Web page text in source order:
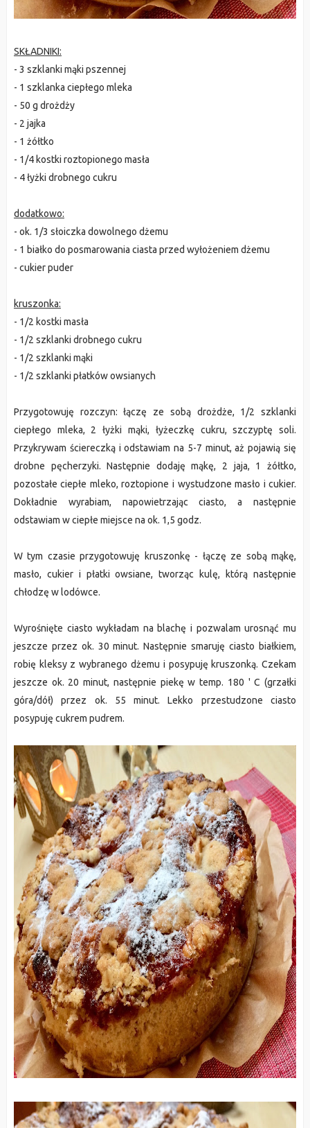
SKŁADNIKI:
- 3 szklanki mąki pszennej
- 1 szklanka ciepłego mleka
- 50 g drożdży
- 2 jajka
- 1 żółtko
- 1/4 kostki roztopionego masła
- 4 łyżki drobnego cukru
dodatkowo:
- ok. 1/3 słoiczka dowolnego dżemu
- 1 białko do posmarowania ciasta przed wyłożeniem dżemu
- cukier puder
kruszonka:
- 1/2 kostki masła
- 1/2 szklanki drobnego cukru
- 1/2 szklanki mąki
- 1/2 szklanki płatków owsianych
Przygotowuję rozczyn: łączę ze sobą drożdże, 1/2 szklanki
ciepłego mleka, 2 łyżki mąki, łyżeczkę cukru, szczyptę soli.
Przykrywam ściereczką i odstawiam na 5-7 minut, aż pojawią się
drobne pęcherzyki. Następnie dodaję mąkę, 2 jaja, 1 żółtko,
pozostałe ciepłe mleko, roztopione i wystudzone masło i cukier.
Dokładnie wyrabiam, napowietrzając ciasto, a następnie
odstawiam w ciepłe miejsce na ok. 1,5 godz.
W tym czasie przygotowuję kruszonkę - łączę ze sobą mąkę,
masło, cukier i płatki owsiane, tworząc kulę, którą następnie
chłodzę w lodówce.
Wyrośnięte ciasto wykładam na blachę i pozwalam urosnąć mu
jeszcze przez ok. 30 minut. Następnie smaruję ciasto białkiem,
robię kleksy z wybranego dżemu i posypuję kruszonką. Czekam
jeszcze ok. 20 minut, następnie piekę w temp. 180 ' C (grzałki
góra/dół) przez ok. 55 minut. Lekko przestudzone ciasto
posypuję cukrem pudrem.